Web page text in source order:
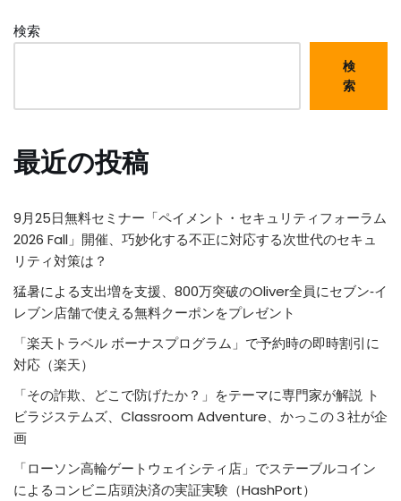
検索
検
索
最近の投稿
9月25日無料セミナー「ペイメント・セキュリティフォーラム
2026 Fall」開催、巧妙化する不正に対応する次世代のセキュ
リティ対策は？
猛暑による支出増を支援、800万突破のOliver全員にセブン‐イ
レブン店舗で使える無料クーポンをプレゼント
「楽天トラベル ボーナスプログラム」で予約時の即時割引に
対応（楽天）
「その詐欺、どこで防げたか？」をテーマに専門家が解説 ト
ビラジステムズ、Classroom Adventure、かっこの３社が企
画
「ローソン高輪ゲートウェイシティ店」でステーブルコイン
によるコンビニ店頭決済の実証実験（HashPort）